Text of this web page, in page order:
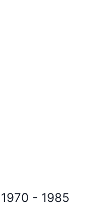
- 1985